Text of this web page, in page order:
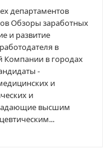
департаментов
Обзоры заработных
и развитие
в
Компании в городах
-
и
и
высшим